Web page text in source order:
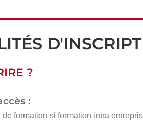
?
:
formation si formation intra